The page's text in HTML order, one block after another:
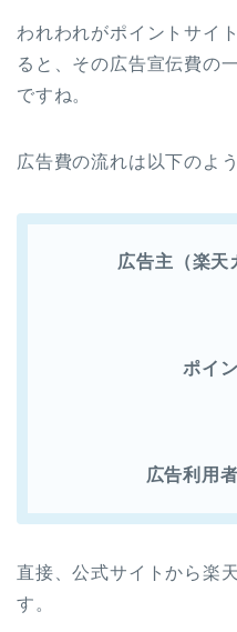
われわれがポイントサイ
ると、その広告宣伝費の
ですね。
広告費の流れは以下のよ
広告主（楽天
ポイ
広告利用
直接、公式サイトから楽
す。